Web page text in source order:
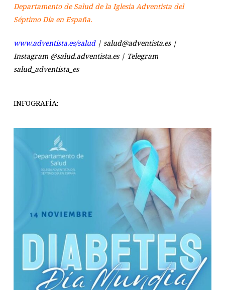
Departamento de Salud de la Iglesia Adventista del
Séptimo Día en España.
www.adventista.es/salud| salud@adventista.es |
Instagram @salud.adventista.es | Telegram
salud_adventista_es
INFOGRAFÍA: